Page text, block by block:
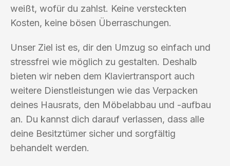
weißt, wofür du zahlst. Keine versteckten
Kosten, keine bösen Überraschungen.
Unser Ziel ist es, dir den Umzug so einfach und
stressfrei wie möglich zu gestalten. Deshalb
bieten wir neben dem Klaviertransport auch
weitere Dienstleistungen wie das Verpacken
deines Hausrats, den Möbelabbau und -aufbau
an. Du kannst dich darauf verlassen, dass alle
deine Besitztümer sicher und sorgfältig
behandelt werden.